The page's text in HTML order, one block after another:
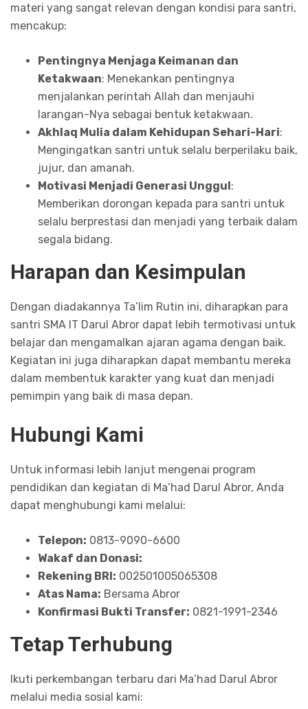
materi yang sangat relevan dengan kondisi para santri,
mencakup:
Pentingnya Menjaga Keimanan dan
Ketakwaan: Menekankan pentingnya
menjalankan perintah Allah dan menjauhi
larangan-Nya sebagai bentuk ketakwaan.
Akhlaq Mulia dalam Kehidupan Sehari-Hari:
Mengingatkan santri untuk selalu berperilaku baik,
jujur, dan amanah.
Motivasi Menjadi Generasi Unggul:
Memberikan dorongan kepada para santri untuk
selalu berprestasi dan menjadi yang terbaik dalam
segala bidang.
Harapan dan Kesimpulan
Dengan diadakannya Ta’lim Rutin ini, diharapkan para
santri SMA IT Darul Abror dapat lebih termotivasi untuk
belajar dan mengamalkan ajaran agama dengan baik.
Kegiatan ini juga diharapkan dapat membantu mereka
dalam membentuk karakter yang kuat dan menjadi
pemimpin yang baik di masa depan.
Hubungi Kami
Untuk informasi lebih lanjut mengenai program
pendidikan dan kegiatan di Ma’had Darul Abror, Anda
dapat menghubungi kami melalui:
Telepon: 0813-9090-6600
Wakaf dan Donasi:
Rekening BRI: 002501005065308
Atas Nama: Bersama Abror
Konfirmasi Bukti Transfer: 0821-1991-2346
Tetap Terhubung
Ikuti perkembangan terbaru dari Ma’had Darul Abror
melalui media sosial kami: